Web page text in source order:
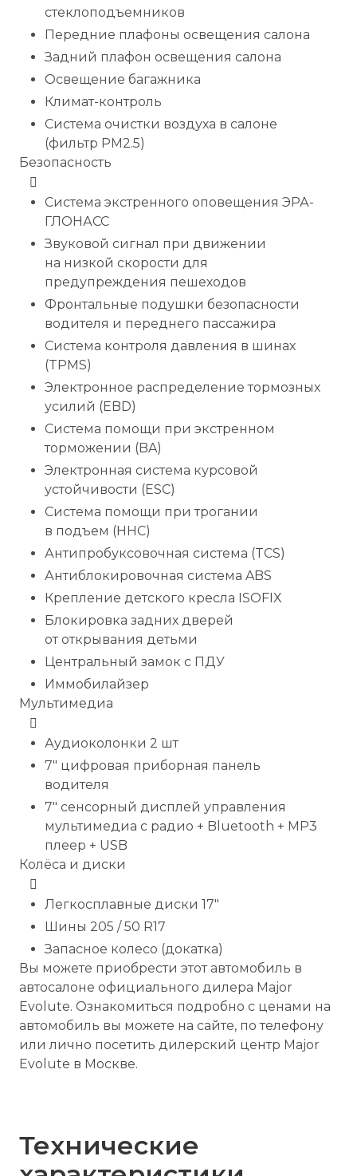
стеклоподъемников
Передние плафоны освещения салона
Задний плафон освещения салона
Освещение багажника
Климат-контроль
Система очистки воздуха в салоне
(фильтр PM2.5)
Безопасность
Система экстренного оповещения ЭРА-
ГЛОНАСС
Звуковой сигнал при движении
на низкой скорости для
предупреждения пешеходов
Фронтальные подушки безопасности
водителя и переднего пассажира
Система контроля давления в шинах
(TPMS)
Электронное распределение тормозных
усилий (EBD)
Система помощи при экстренном
торможении (BA)
Электронная система курсовой
устойчивости (ESC)
Система помощи при трогании
в подъем (HHC)
Антипробуксовочная система (TCS)
Антиблокировочная система ABS
Крепление детского кресла ISOFIX
Блокировка задних дверей
от открывания детьми
Центральный замок с ПДУ
Иммобилайзер
Мультимедиа
Аудиоколонки 2 шт
7″ цифровая приборная панель
водителя
7″ сенсорный дисплей управления
мультимедиа с радио + Bluetooth + MP3
плеер + USB
Колёса и диски
Легкосплавные диски 17″
Шины 205 / 50 R17
Запасное колесо (докатка)
Вы можете приобрести этот автомобиль в
автосалоне официального дилера Major
Evolute. Ознакомиться подробно с ценами на
автомобиль вы можете на сайте, по телефону
или лично посетить дилерский центр Major
Evolute в Москве.
Технические